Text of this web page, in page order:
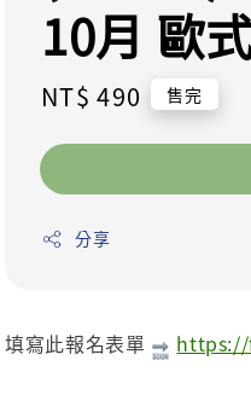
10月 歐
Regular
NT$ 490 售完
分享
填寫此報名表單 https://